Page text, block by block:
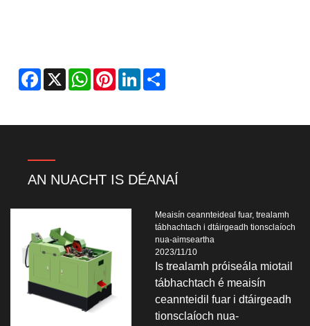
Facebook
X WhatsAppPinterestLinkedIn
AN NUACHT IS DÉANAÍ
Meaisín ceannteideal fuar, trealamh
tábhachtach i dtáirgeadh tionsclaíoch
nua-aimseartha
2023/11/10
Is trealamh próiseála miotail
tábhachtach é meaisín
ceannteidil fuar i dtáirgeadh
tionsclaíoch nua-